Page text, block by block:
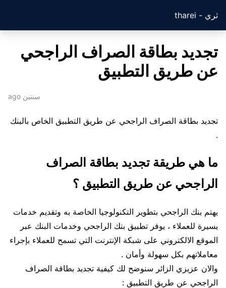
ثري - tharei
تجديد بطاقة الصراف الراجحي
عن طريق التطبيق
سنتين ago
تجديد بطاقة الصراف الراجحي عن طريق التطبيق الخاص بالبنك
.
ما هي طريقة تجديد بطاقة الصراف
الراجحي عن طريق التطبيق ؟
يهتم بنك الراجحي بتطوير التكنولوجيا الخاصة به وتقديم خدمات
يسيرة للعملاء ، يوفر تطبيق بنك الراجحي وخدمات البنك عبر
الموقع الالكتروني على شبكة الإنترنت التي تسمح للعملاء بإجراء
معاملاتهم بكل سهولة وأمان .
والان عزيزي الزائر سنوضح لك كيفية تجديد بطاقة الصراف
الراجحي عن طريق التطبيق :